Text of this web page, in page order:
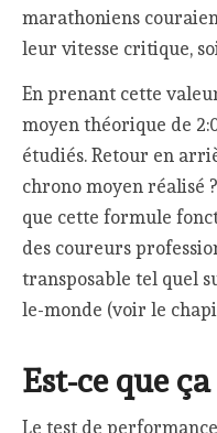
marathoniens
leur vitesse critique,
En prenant cette
moyen théorique de
étudiés. Retour en
chrono moyen réalisé
que cette formule
des coureurs
transposable tel quel
le-monde (voir le
Est-ce que
Le test de